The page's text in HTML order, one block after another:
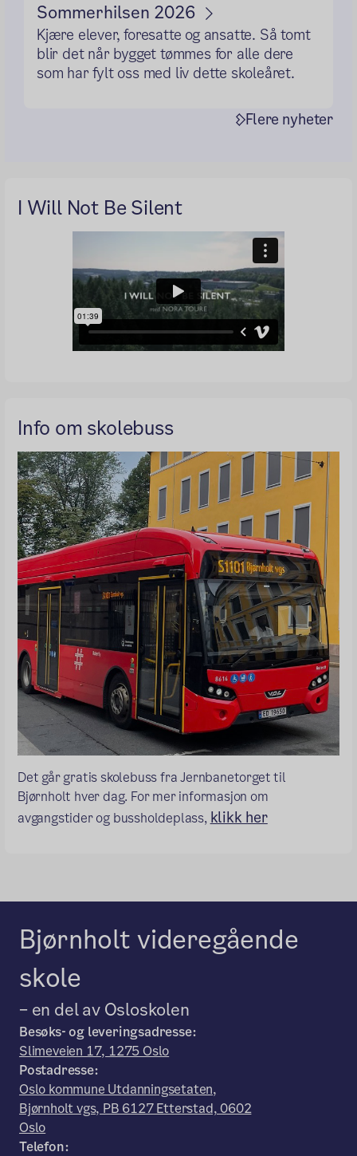
Sommerhilsen 2026
Kjære elever, foresatte og ansatte. Så tomt
blir det når bygget tømmes for alle dere
som har fylt oss med liv dette skoleåret.
Flere nyheter
I Will Not Be Silent
Info om skolebuss
Det går gratis skolebuss fra Jernbanetorget til
Bjørnholt hver dag. For mer informasjon om
avgangstider og bussholdeplass, klikk her
Bjørnholt videregående
skole
– en del av Osloskolen
Besøks- og leveringsadresse:
Slimeveien 17, 1275 Oslo
Postadresse:
Oslo kommune Utdanningsetaten,
Bjørnholt vgs, PB 6127 Etterstad, 0602
Oslo
Telefon: